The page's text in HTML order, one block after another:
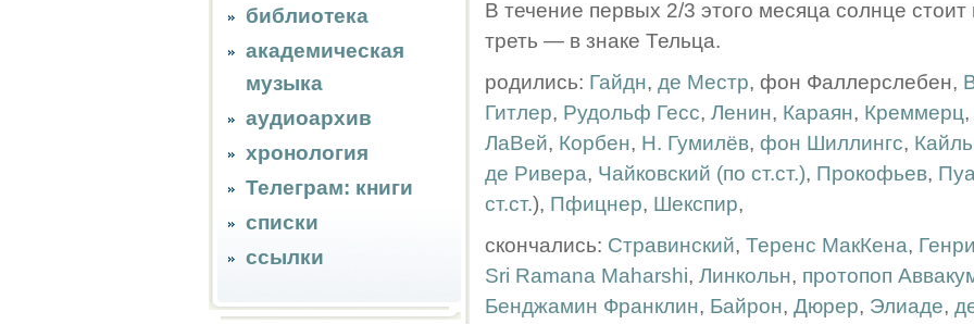
библиотека
академическая
музыка
аудиоархив
хронология
Телеграм: книги
списки
ссылки
В течение первых 2/3 этого месяца солнце
треть — в знаке Тельца.
родились: Гайдн, де Местр, фон Фаллерслебен,
Гитлер, Рудольф Гесс, Ленин, Караян, Креммерц,
ЛаВей, Корбен, Н. Гумилёв, фон Шиллингс,
де Ривера, Чайковский (по ст.ст.), Прокофьев,
ст.ст.), Пфицнер, Шекспир,
скончались: Стравинский, Теренс МакКена,
Sri Ramana Maharshi, Линкольн, протопоп
Бенджамин Франклин, Байрон, Дюрер, Элиаде,